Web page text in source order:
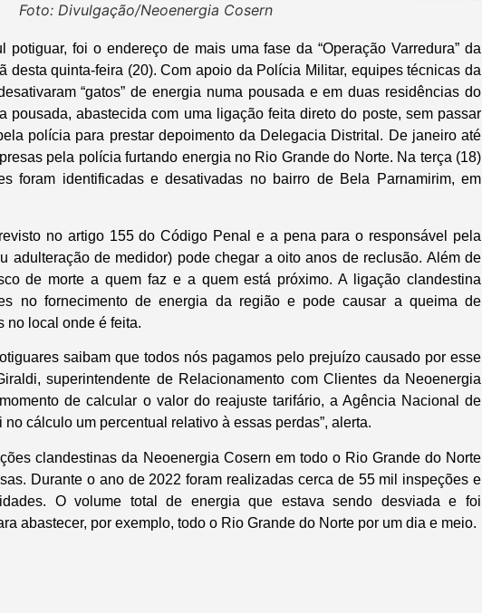
Foto: Divulgação/Neoenergia Cosern
foi o endereço de mais uma fase da “Operação Varredura” da
desta quinta-feira (20). Com apoio da Polícia Militar, equipes técnicas da
“gatos” de energia numa pousada e em duas residências do
pousada, abastecida com uma ligação feita direto do poste, sem passar
polícia para prestar depoimento da Delegacia Distrital. De janeiro até
pela polícia furtando energia no Rio Grande do Norte. Na terça (18)
foram identificadas e desativadas no bairro de Bela Parnamirim, em
no artigo 155 do Código Penal e a pena para o responsável pela
adulteração de medidor) pode chegar a oito anos de reclusão. Além de
de morte a quem faz e a quem está próximo. A ligação clandestina
no fornecimento de energia da região e pode causar a queima de
no local onde é feita.
saibam que todos nós pagamos pelo prejuízo causado por esse
superintendente de Relacionamento com Clientes da Neoenergia
de calcular o valor do reajuste tarifário, a Agência Nacional de
cálculo um percentual relativo à essas perdas”, alerta.
clandestinas da Neoenergia Cosern em todo o Rio Grande do Norte
Durante o ano de 2022 foram realizadas cerca de 55 mil inspeções e
O volume total de energia que estava sendo desviada e foi
abastecer, por exemplo, todo o Rio Grande do Norte por um dia e meio.